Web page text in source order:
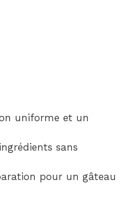
uniforme et un
sans
pour un gâteau